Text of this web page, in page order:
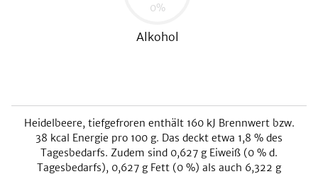
0%
Alkohol
Heidelbeere, tiefgefroren enthält 160 kJ Brennwert bzw.
38 kcal Energie pro 100 g. Das deckt etwa 1,8 % des
Tagesbedarfs. Zudem sind 0,627 g Eiweiß (0 % d.
Tagesbedarfs), 0,627 g Fett (0 %) als auch 6,322 g